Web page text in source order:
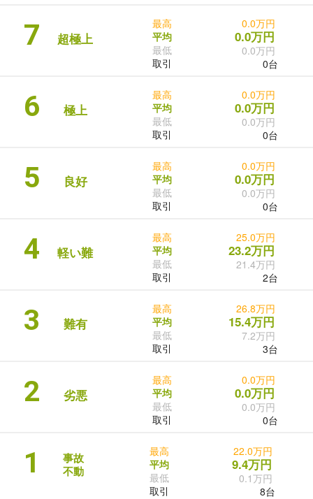
7 超極上
最高
平均
最低
取引
0.0万円
0.0万円
0.0万円
0台
6 極上
最高
平均
最低
取引
0.0万円
0.0万円
0.0万円
0台
5 良好
最高
平均
最低
取引
0.0万円
0.0万円
0.0万円
0台
4 軽い難
最高
平均
最低
取引
25.0万円
23.2万円
21.4万円
2台
3 難有
最高
平均
最低
取引
26.8万円
15.4万円
7.2万円
3台
2 劣悪
最高
平均
最低
取引
0.0万円
0.0万円
0.0万円
0台
1
事故
不動
最高
平均
最低
取引
22.0万円
9.4万円
0.1万円
8台